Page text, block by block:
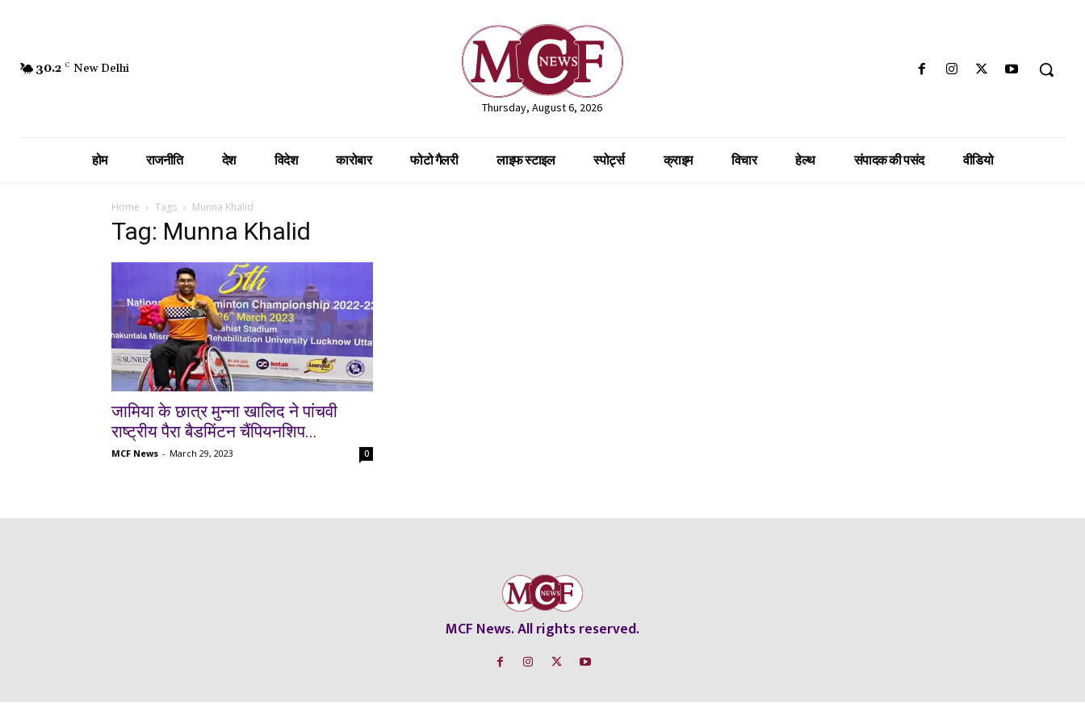
30.2 C New Delhi
Thursday, August 6, 2026
होम राजनीति देश विदेश कारोबार फोटो गैलरी लाइफ स्टाइल स्पोर्ट्स क्राइम विचार हेल्थ संपादक की पसंद वीडियो
Home Tags Munna Khalid
Tag: Munna Khalid
जामिया के छात्र मुन्ना खालिद ने पांचवी
राष्ट्रीय पैरा बैडमिंटन चैंपियनशिप...
MCF News - March 29, 2023 0
MCF News. All rights reserved.